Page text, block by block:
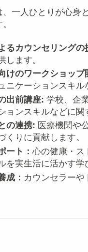
、一人ひとりが心身
るカウンセリングの
します。
けのワークショップ
ニケーションスキ
出前講座: 学校、企
ョンスキルなどに関
の連携: 医療機関や
くりに貢献します。
ート：心の健康・ス
を実生活に活かす学
成： カウンセラー